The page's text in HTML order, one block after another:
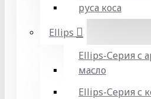
руса коса
Ellips
Ellips-Серия с
масло
Ellips-Серия с